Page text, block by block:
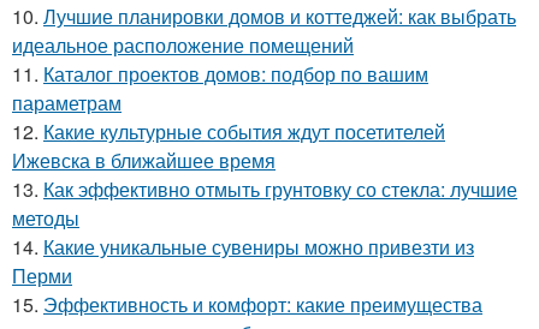
10. Лучшие планировки домов и коттеджей: как выбрать
идеальное расположение помещений
11. Каталог проектов домов: подбор по вашим
параметрам
12. Какие культурные события ждут посетителей
Ижевска в ближайшее время
13. Как эффективно отмыть грунтовку со стекла: лучшие
методы
14. Какие уникальные сувениры можно привезти из
Перми
15. Эффективность и комфорт: какие преимущества